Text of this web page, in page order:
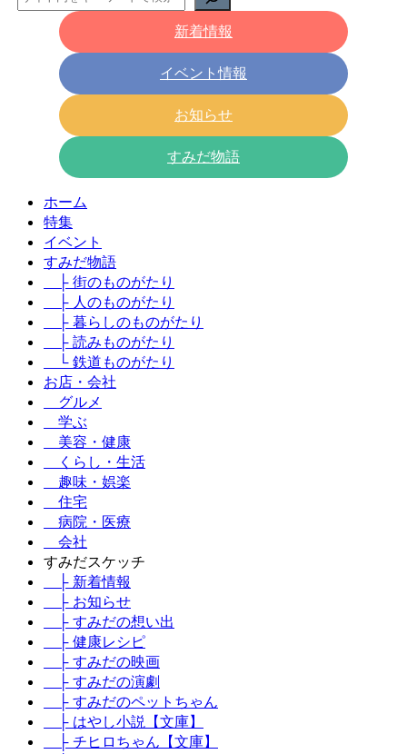
新着情報
イベント情報
お知らせ
すみだ物語
ホーム
特集
イベント
すみだ物語
├ 街のものがたり
├ 人のものがたり
├ 暮らしのものがたり
├ 読みものがたり
└ 鉄道ものがたり
お店・会社
グルメ
学ぶ
美容・健康
くらし・生活
趣味・娯楽
住宅
病院・医療
会社
すみだスケッチ
├ 新着情報
├ お知らせ
├ すみだの想い出
├ 健康レシピ
├ すみだの映画
├ すみだの演劇
├ すみだのペットちゃん
├ はやし小説【文庫】
├ チヒロちゃん【文庫】